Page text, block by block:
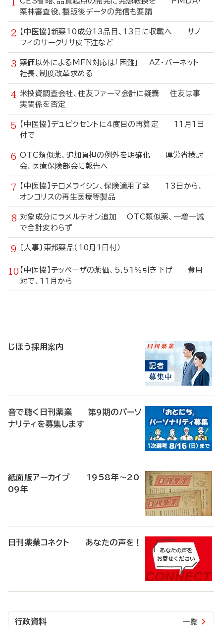
栗林審査役、製販後データの発信も要請
【中医協】新薬10成分13品目、13日に収載へ サノ
フィのサークリサ皮下注など
薬価以外によるMFN対応は「困難」 AZ・バーネット
社長、制度改革求める
米投資調査会社、住友ファーマ会計に疑義 住友は事
実関係を否定
【中医協】デュピクセントに4度目の再算定 11月1日
付で
OTC類似薬、追加負担の例外を明確化 厚労省検討
会、医療保険部会に報告へ
【中医協】テロメライシン、保険適用了承 13日から、
オンコリスの再生医療等製品
対象成分にラメルテオン追加 OTC類似薬、一増一減
で合計変わらず
〔人事〕東邦薬品（10月1日付）
【中医協】テッペーザの薬価、5.51％引き下げ 費用
対で、11月から
じほう採用案内
音で聴く日刊薬業 第9期のパーソ
ナリティを募集します
紙面版アーカイブ 1958年～20
09年
日刊薬業コネクト あなたの声を！
行政資料 一覧